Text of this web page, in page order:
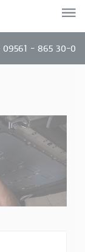
09561 - 865 30-0